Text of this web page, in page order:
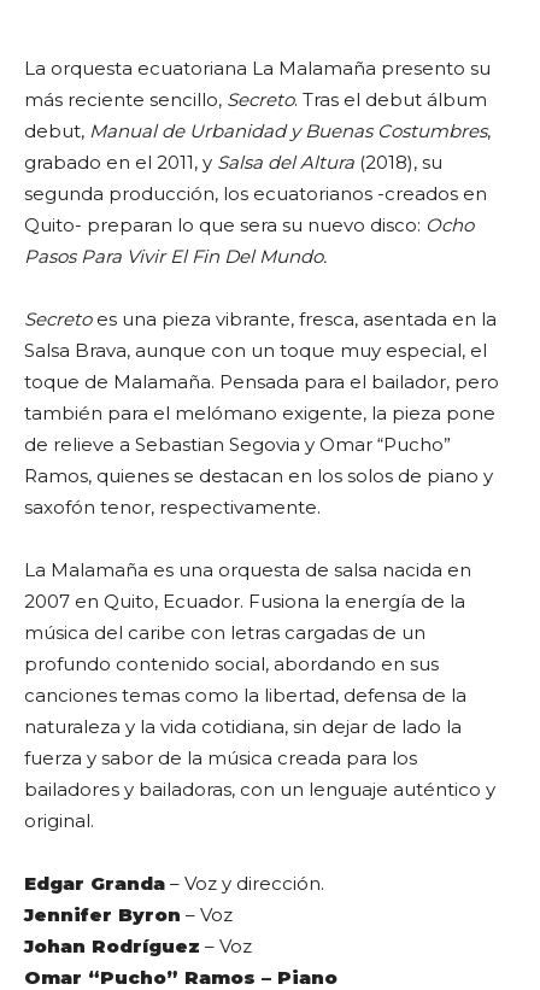
La orquesta ecuatoriana La Malamaña presento su
más reciente sencillo, Secreto. Tras el debut álbum
debut, Manual de Urbanidad y Buenas Costumbres,
grabado en el 2011, y Salsa del Altura (2018), su
segunda producción, los ecuatorianos -creados en
Quito- preparan lo que sera su nuevo disco: Ocho
Pasos Para Vivir El Fin Del Mundo.
Secretoes una pieza vibrante, fresca, asentada en la
Salsa Brava, aunque con un toque muy especial, el
toque de Malamaña. Pensada para el bailador, pero
también para el melómano exigente, la pieza pone
de relieve a Sebastian Segovia y Omar “Pucho”
Ramos, quienes se destacan en los solos de piano y
saxofón tenor, respectivamente.
La Malamaña es una orquesta de salsa nacida en
2007 en Quito, Ecuador. Fusiona la energía de la
música del caribe con letras cargadas de un
profundo contenido social, abordando en sus
canciones temas como la libertad, defensa de la
naturaleza y la vida cotidiana, sin dejar de lado la
fuerza y sabor de la música creada para los
bailadores y bailadoras, con un lenguaje auténtico y
original.
Edgar Granda – Voz y dirección.
Jennifer Byron – Voz
Johan Rodríguez – Voz
Omar “Pucho” Ramos – Piano